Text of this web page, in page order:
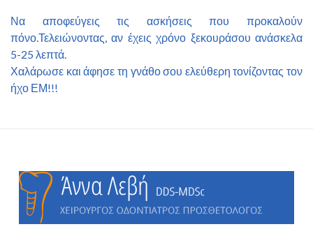
Να αποφεύγεις τις ασκήσεις που προκαλούν
πόνο.Τελειώνοντας, αν έχεις χρόνο ξεκουράσου ανάσκελα
5-25 λεπτά.
Χαλάρωσε και άφησε τη γνάθο σου ελεύθερη τονίζοντας τον
ήχο ΕΜ!!!